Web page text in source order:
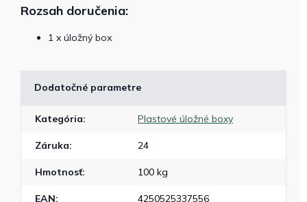
Rozsah doručenia:
1 x úložný box
Dodatočné parametre
Kategória: Plastové úložné boxy
Záruka: 24
Hmotnosť: 100 kg
EAN: 4250525337556